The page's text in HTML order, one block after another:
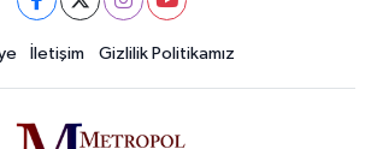
İletişim Gizlilik Politikamız